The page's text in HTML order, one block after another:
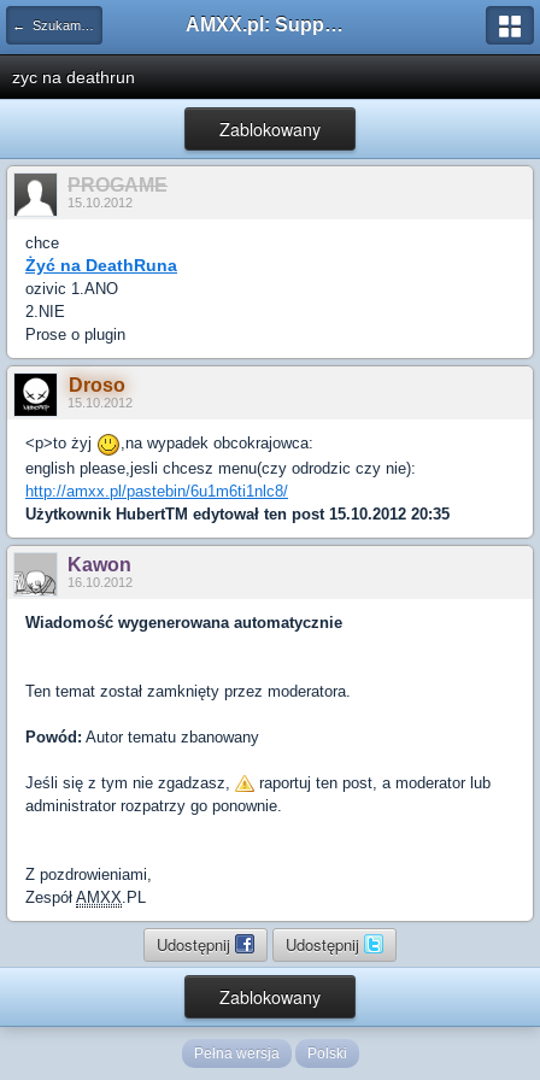
← Szukam pluginu AMXX.pl: Support AMX Mod X i SourceMod
zyc na deathrun
Zablokowany
PROGAME
15.10.2012
chce
Żyć na DeathRuna
ozivic 1.ANO
2.NIE
Prose o plugin
Droso
15.10.2012
<p>to żyj
,na wypadek obcokrajowca:
english please,jesli chcesz menu(czy odrodzic czy nie):
http://amxx.pl/pastebin/6u1m6ti1nlc8/
Użytkownik HubertTM edytował ten post 15.10.2012 20:35
Kawon
16.10.2012
Wiadomość wygenerowana automatycznie
Ten temat został zamknięty przez moderatora.
Powód: Autor tematu zbanowany
Jeśli się z tym nie zgadzasz,
raportuj ten post, a moderator lub
administrator rozpatrzy go ponownie.
Z pozdrowieniami,
Zespół AMXX .PL
Udostępnij Udostępnij
Zablokowany
Pełna wersja Polski